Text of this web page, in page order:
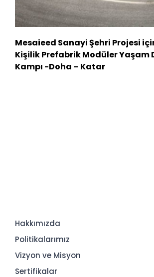
Mesaieed Sanayi Şehri Projesi
Kişilik Prefabrik Modüler Yaşam
Kampı -Doha – Katar
Hakkımızda
Politikalarımız
Vizyon ve Misyon
Sertifikalar